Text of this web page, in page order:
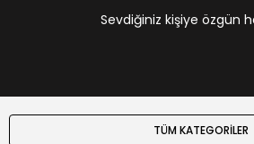
Sevdiğiniz kişiye özgün
TÜM KATEGORİLER